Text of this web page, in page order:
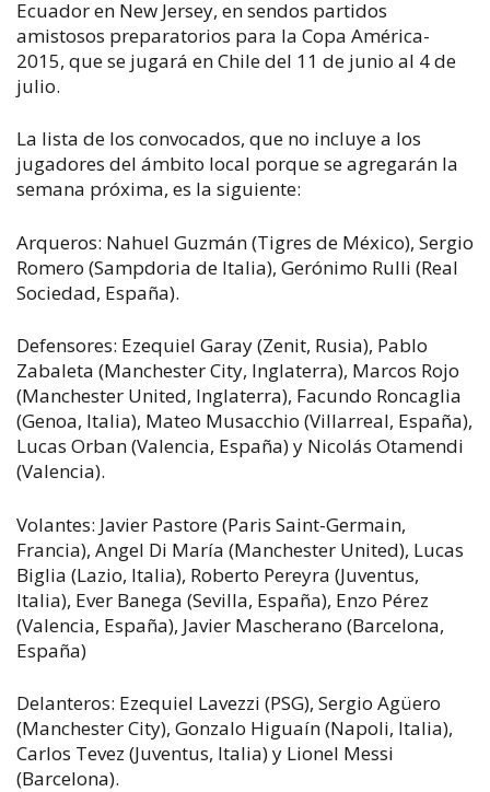
Ecuador en New Jersey, en sendos partidos
amistosos preparatorios para la Copa América-
2015, que se jugará en Chile del 11 de junio al 4 de
julio.
La lista de los convocados, que no incluye a los
jugadores del ámbito local porque se agregarán la
semana próxima, es la siguiente:
Arqueros: Nahuel Guzmán (Tigres de México), Sergio
Romero (Sampdoria de Italia), Gerónimo Rulli (Real
Sociedad, España).
Defensores: Ezequiel Garay (Zenit, Rusia), Pablo
Zabaleta (Manchester City, Inglaterra), Marcos Rojo
(Manchester United, Inglaterra), Facundo Roncaglia
(Genoa, Italia), Mateo Musacchio (Villarreal, España),
Lucas Orban (Valencia, España) y Nicolás Otamendi
(Valencia).
Volantes: Javier Pastore (Paris Saint-Germain,
Francia), Angel Di María (Manchester United), Lucas
Biglia (Lazio, Italia), Roberto Pereyra (Juventus,
Italia), Ever Banega (Sevilla, España), Enzo Pérez
(Valencia, España), Javier Mascherano (Barcelona,
España)
Delanteros: Ezequiel Lavezzi (PSG), Sergio Agüero
(Manchester City), Gonzalo Higuaín (Napoli, Italia),
Carlos Tevez (Juventus, Italia) y Lionel Messi
(Barcelona).